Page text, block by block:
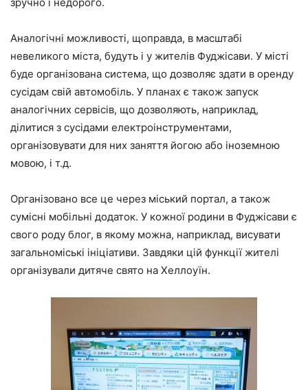
Аналогічні можливості, щоправда, в масштабі
невеликого міста, будуть і у жителів Фуджісави. У місті
буде організована система, що дозволяє здати в оренду
сусідам свій автомобіль. У планах є також запуск
аналогічних сервісів, що дозволяють, наприклад,
ділитися з сусідами електроінструментами,
організовувати для них заняття йогою або іноземною
мовою, і т.д.
Організовано все це через міський портал, а також
сумісні мобільні додаток. У кожної родини в Фуджісави є
свого роду блог, в якому можна, наприклад, висувати
загальноміські ініціативи. Завдяки цій функції жителі
організували дитяче свято на Хеллоуїн.